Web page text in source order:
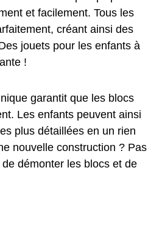
et facilement. Tous les
créant ainsi des
jouets pour les enfants à
!
garantit que les blocs
Les enfants peuvent ainsi
plus détaillées en un rien
nouvelle construction ? Pas
démonter les blocs et de